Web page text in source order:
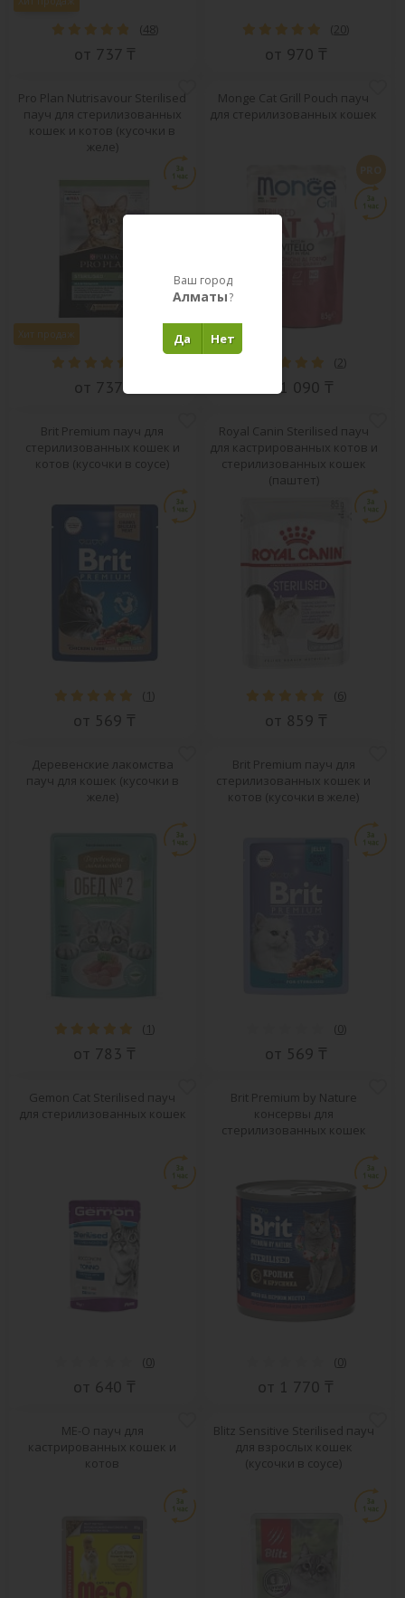
(48)
от 737 ₸
(20)
от 970 ₸
Pro Plan Nutrisavour Sterilised
пауч для стерилизованных
кошек и котов (кусочки в
желе)
Хит продаж
от 737 ₸
Monge Cat Grill Pouch пауч
для стерилизованных кошек
(2)
от 1 090 ₸
Brit Premium пауч для
стерилизованных кошек и
котов (кусочки в соусе)
( 1)
от 569 ₸
Royal Canin Sterilised пауч
для кастрированных котов и
стерилизованных кошек
(паштет)
(6)
от 859 ₸
Деревенские лакомства
пауч для кошек (кусочки в
желе)
( 1)
от 783 ₸
Brit Premium пауч для
стерилизованных кошек и
котов (кусочки в желе)
(0)
от 569 ₸
Gemon Cat Sterilised пауч
для стерилизованных кошек
(0)
от 640 ₸
Brit Premium by Nature
консервы для
стерилизованных кошек
(0)
от 1 770 ₸
ME-O пауч для
кастрированных кошек и
котов
Blitz Sensitive Sterilised пауч
для взрослых кошек
(кусочки в соусе)
Ваш город
Алматы?
Нет
Да